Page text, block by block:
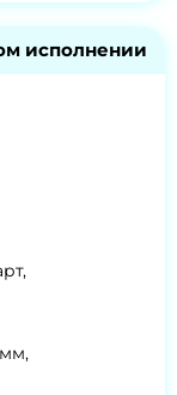
исполнении